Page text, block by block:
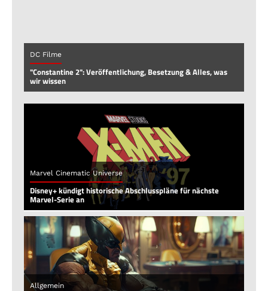
DC Filme
"Constantine 2": Veröffentlichung, Besetzung & Alles, was
wir wissen
Marvel Cinematic Universe
Disney+ kündigt historische Abschlusspläne für nächste
Marvel-Serie an
Allgemein